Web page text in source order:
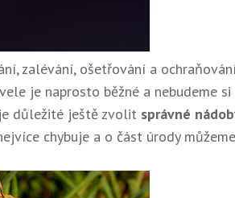
zalévání, ošetřování a
je naprosto běžné a nebudeme
důležité ještě zvolit správné
chybuje a o část úrody